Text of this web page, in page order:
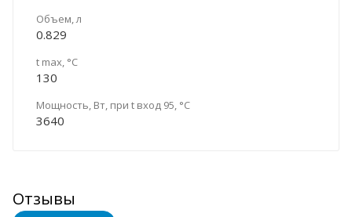
Объем, л
0.829
t max, °C
130
Мощность, Вт, при t вход 95, °C
3640
Отзывы